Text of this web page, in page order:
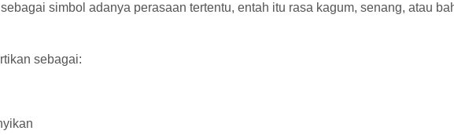
simbol adanya perasaan tertentu, entah itu rasa kagum, senang, atau
sebagai: